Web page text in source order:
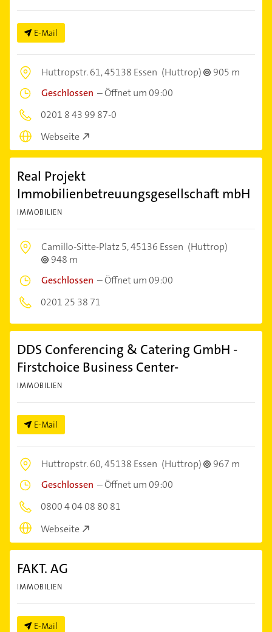
E-Mail
Huttropstr. 61,45138 Essen (Huttrop)
905 m
Geschlossen –Öffnet um 09:00
0201 8 43 99 87-0
Webseite
Real Projekt
Immobilienbetreuungsgesellschaft mbH
IMMOBILIEN
Camillo-Sitte-Platz 5,45136 Essen (Huttrop)
948 m
Geschlossen –Öffnet um 09:00
0201 25 38 71
DDS Conferencing & Catering GmbH -
Firstchoice Business Center-
IMMOBILIEN
E-Mail
Huttropstr. 60,45138 Essen (Huttrop)
967 m
Geschlossen –Öffnet um 09:00
0800 4 04 08 80 81
Webseite
FAKT. AG
IMMOBILIEN
E-Mail